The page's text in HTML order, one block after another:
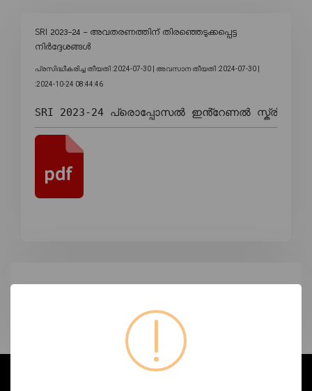
SRI 2023-24 - അവതരണത്തിന് തിരഞ്ഞെടുക്കപ്പെട്ട
നിർദ്ദേശങ്ങൾ
പ്രസിദ്ധീകരിച്ച തീയതി :2024-07-30 | അവസാന തീയതി :2024-07-30 |
:2024-10-24 08:44:46
SRI 2023-24 പ്രൊപ്പോസൽ ഇൻ്റേണൽ സ്ക്രീനിംഗ്